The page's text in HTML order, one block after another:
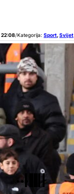
22:08/Kategorija: Sport,Svijet